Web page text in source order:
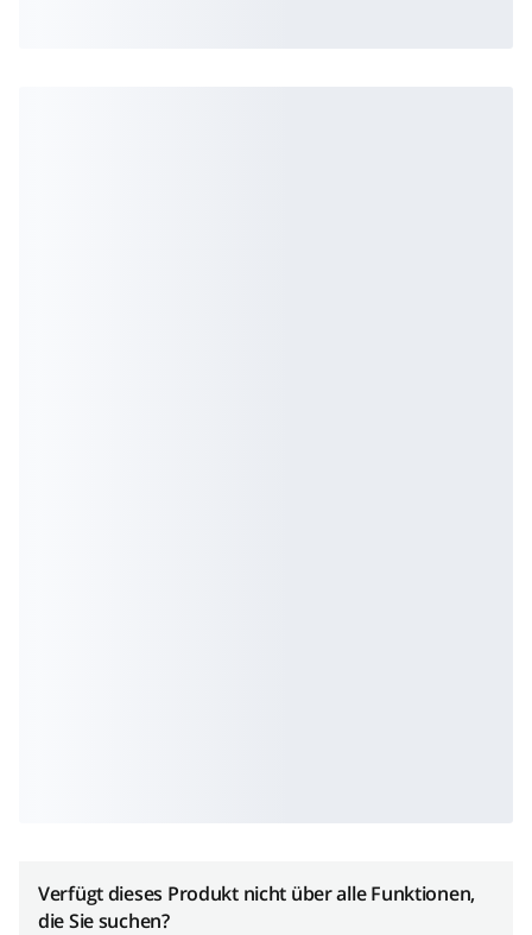
Verfügt dieses Produkt nicht über alle Funktionen,
die Sie suchen?